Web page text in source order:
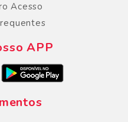
Acesso
APP